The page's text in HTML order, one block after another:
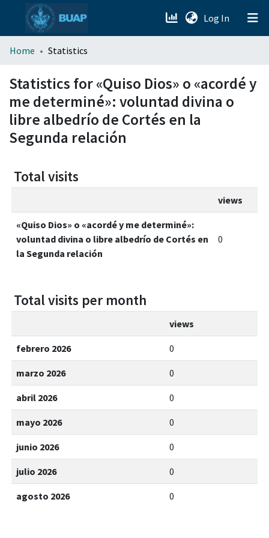
Log In (current)
menu.section.about_menu
All of DSpace
Home Statistics
Statistics for «Quiso Dios» o «acordé y
me determiné»: voluntad divina o
libre albedrío de Cortés en la
Segunda relación
Total visits
views
«Quiso Dios» o «acordé y me determiné»:
voluntad divina o libre albedrío de Cortés en
la Segunda relación
0
Total visits per month
views
febrero 2026 0
marzo 2026 0
abril 2026 0
mayo 2026 0
junio 2026 0
julio 2026 0
agosto 2026 0